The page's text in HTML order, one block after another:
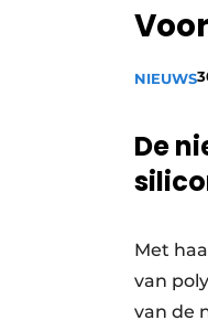
NIEUWS
De
Met
van
van de